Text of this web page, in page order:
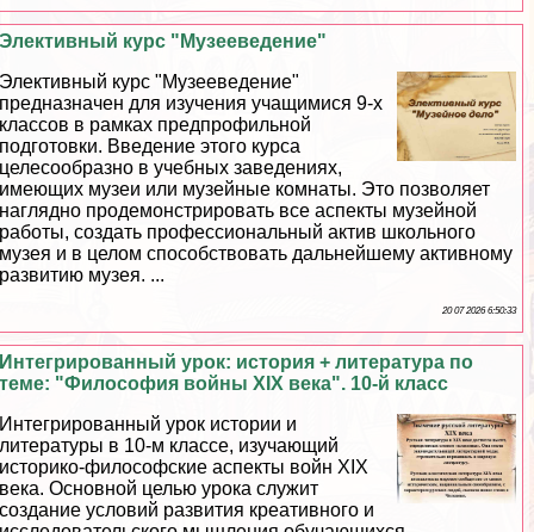
Элективный курс "Музееведение"
Элективный курс "Музееведение"
предназначен для изучения учащимися 9-х
классов в рамках предпрофильной
подготовки. Введение этого курса
целесообразно в учебных заведениях,
имеющих музеи или музейные комнаты. Это позволяет
наглядно продемонстрировать все аспекты музейной
работы, создать профессиональный актив школьного
музея и в целом способствовать дальнейшему активному
развитию музея. ...
20 07 2026 6:50:33
Интегрированный урок: история + литература по
теме: "Философия войны XIX века". 10-й класс
Интегрированный урок истории и
литературы в 10-м классе, изучающий
историко-философские аспекты войн XIX
века. Основной целью урока служит
создание условий развития креативного и